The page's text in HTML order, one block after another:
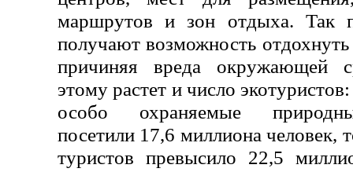
маршрутов и зон отдыха. Так
получают возможность
причиняя вреда окружающей
этому растет и число
особо охраняемые
посетили 17,6 миллиона человек,
туристов превысило 22,5